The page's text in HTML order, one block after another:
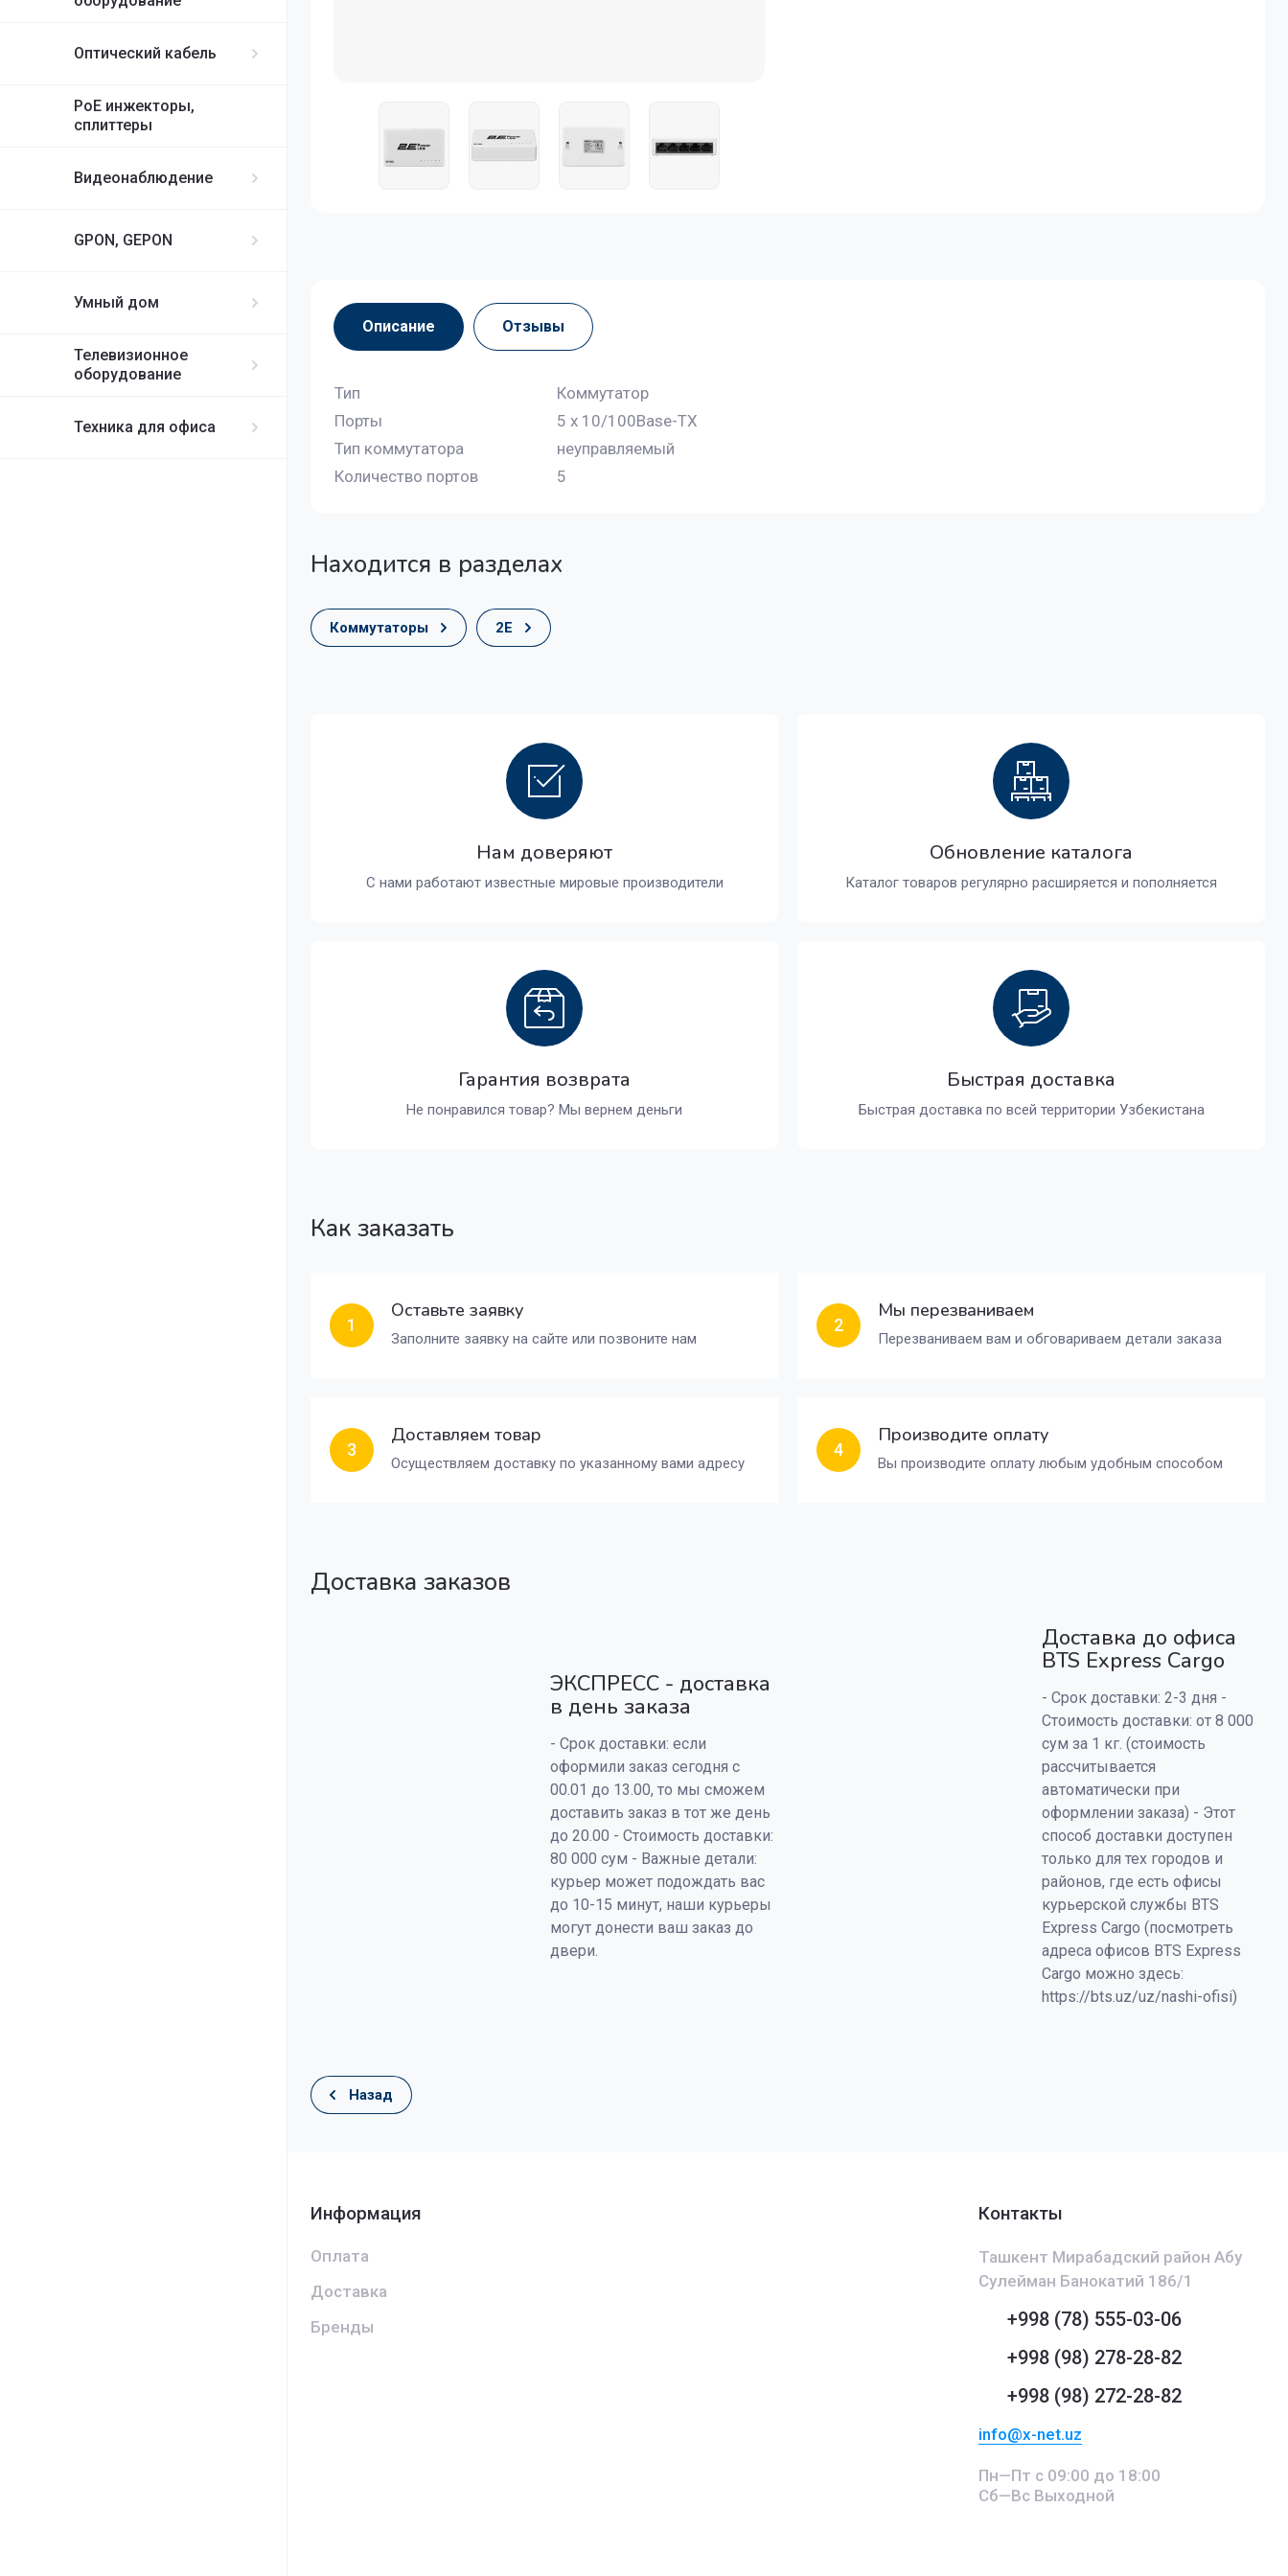
Оптический кабель
PoE инжекторы,
сплиттеры
Видеонаблюдение
GPON, GEPON
Умный дом
Телевизионное
оборудование
Техника для офиса
Описание Отзывы
Тип
Коммутатор
Порты
5 x 10/100Base-TX
Тип коммутатора
неуправляемый
Количество портов
5
Находится в разделах
Коммутаторы 2E
Нам доверяют
С нами работают известные мировые производители
Обновление каталога
Каталог товаров регулярно расширяется и пополняется
Гарантия возврата
Не понравился товар? Мы вернем деньги
Быстрая доставка
Быстрая доставка по всей территории Узбекистана
Как заказать
1
Оставьте заявку
Заполните заявку на сайте или позвоните нам
2
Мы перезваниваем
Перезваниваем вам и обговариваем детали заказа
3
Доставляем товар
Осуществляем доставку по указанному вами адресу
4
Производите оплату
Вы производите оплату любым удобным способом
Доставка заказов
ЭКСПРЕСС - доставка
в день заказа
- Срок доставки: если
оформили заказ сегодня с
00.01 до 13.00, то мы сможем
доставить заказ в тот же день
до 20.00 - Стоимость доставки:
80 000 сум - Важные детали:
курьер может подождать вас
до 10-15 минут, наши курьеры
могут донести ваш заказ до
двери.
Доставка до офиса
BTS Express Cargo
- Срок доставки: 2-3 дня -
Стоимость доставки: от 8 000
сум за 1 кг. (стоимость
рассчитывается
автоматически при
оформлении заказа) - Этот
способ доставки доступен
только для тех городов и
районов, где есть офисы
курьерской службы BTS
Express Cargo (посмотреть
адреса офисов BTS Express
Cargo можно здесь:
https://bts.uz/uz/nashi-ofisi)
Назад
Информация
Оплата
Доставка
Бренды
Контакты
Ташкент Мирабадский район Абу
Сулейман Банокатий 186/1
+998 (78) 555-03-06
+998 (98) 278-28-82
+998 (98) 272-28-82
info@x-net.uz
Пн—Пт с 09:00 до 18:00
Сб—Вс Выходной